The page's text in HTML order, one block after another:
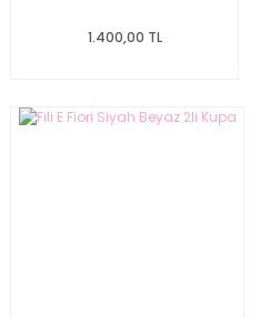
1.400,00 TL